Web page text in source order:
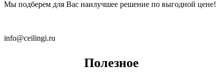
Мы подберем для Вас наилучшее решение по выгодной цене!
info@ceilingi.ru
Полезное